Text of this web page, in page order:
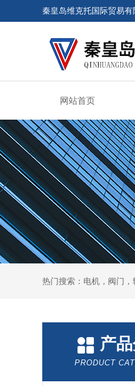
秦皇岛维克托国际贸易有
网站首页
热门搜索：电机，阀门
产
PRODUCT